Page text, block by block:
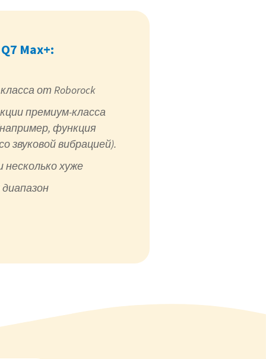
Max+:
от Roborock
премиум-класса
функция
звуковой вибрацией).
несколько хуже